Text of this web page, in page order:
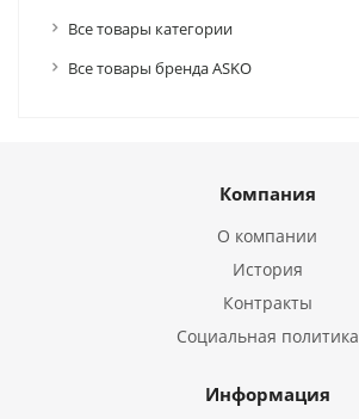
Все товары категории
Все товары бренда ASKO
Компания
О компании
История
Контракты
Социальная политика
Информация